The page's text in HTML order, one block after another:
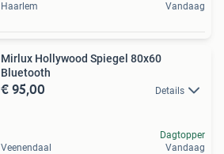
Haarlem
Vandaag
Mirlux Hollywood Spiegel 80x60
Bluetooth
€ 95,00 Details
Veenendaal
Dagtopper
Vandaag